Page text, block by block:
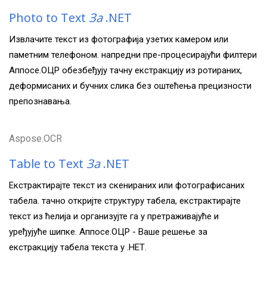
Photo to Text За.NET
Извлачите текст из фотографија узетих камером или
паметним телефоном. напредни пре-процесирајући филтери
Аппосе.ОЦР обезбеђују тачну екстракцију из ротираних,
деформисаних и бучних слика без оштећења прецизности
препознавања.
Aspose.OCR
Table to Text За.NET
Екстрактирајте текст из скенираних или фотографисаних
табела. тачно откријте структуру табела, екстрактирајте
текст из ћелија и организујте га у претраживајуће и
уређујуће шипке. Аппосе.ОЦР - Ваше решење за
екстракцију табела текста у .НЕТ.